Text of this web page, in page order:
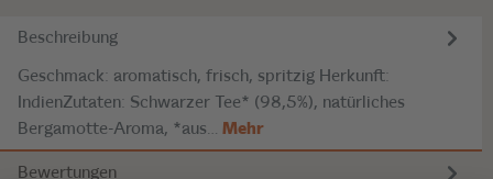
Beschreibung
Geschmack: aromatisch, frisch, spritzig Herkunft:
IndienZutaten: Schwarzer Tee* (98,5%), natürliches
Bergamotte-Aroma, *aus… Mehr
Bewertungen